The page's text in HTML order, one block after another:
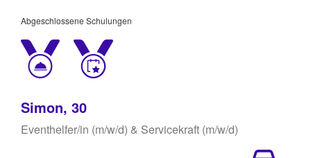
Abgeschlossene Schulungen
Simon, 30
Eventhelfer/in (m/w/d) & Servicekraft (m/w/d)